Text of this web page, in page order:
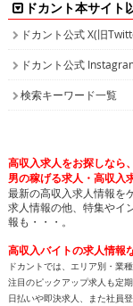
ドカント本サイト
ドカント公式 X(旧
ドカント公式
検索キーワード一覧
高収入求人をお探しなら
男の稼げる求人・高収入
最新の高収入求人情報を
求人情報の他、特集やイ
報も・・・。
高収入バイトの求人情報
ドカントでは、エリア別・業
注目のピックアップ求人も定
日払いや即決求人、また社員